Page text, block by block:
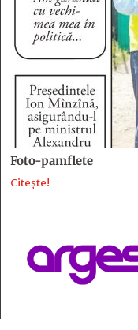
Foto-pamflete
Citește!